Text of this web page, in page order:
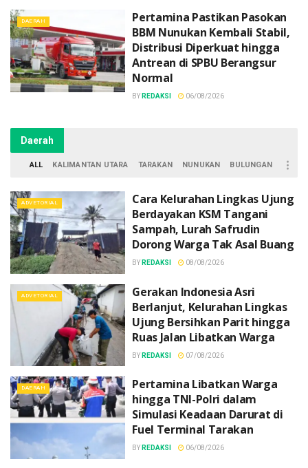
DAERAH
Pertamina Pastikan Pasokan
BBM Nunukan Kembali Stabil,
Distribusi Diperkuat hingga
Antrean di SPBU Berangsur
Normal
BY REDAKSI 06/08/2026
Daerah
ALL KALIMANTAN UTARA TARAKAN NUNUKAN BULUNGAN
ADVETORIAL
Cara Kelurahan Lingkas Ujung
Berdayakan KSM Tangani
Sampah, Lurah Safrudin
Dorong Warga Tak Asal Buang
BY REDAKSI 08/08/2026
ADVETORIAL
Gerakan Indonesia Asri
Berlanjut, Kelurahan Lingkas
Ujung Bersihkan Parit hingga
Ruas Jalan Libatkan Warga
BY REDAKSI 07/08/2026
DAERAH
Pertamina Libatkan Warga
hingga TNI-Polri dalam
Simulasi Keadaan Darurat di
Fuel Terminal Tarakan
BY REDAKSI 06/08/2026